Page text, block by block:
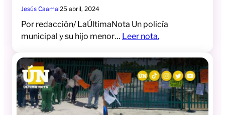
Jesús Caamal25 abril, 2024
Por redacción/ LaÚltimaNota Un policía
municipal y su hijo menor… Leer nota.